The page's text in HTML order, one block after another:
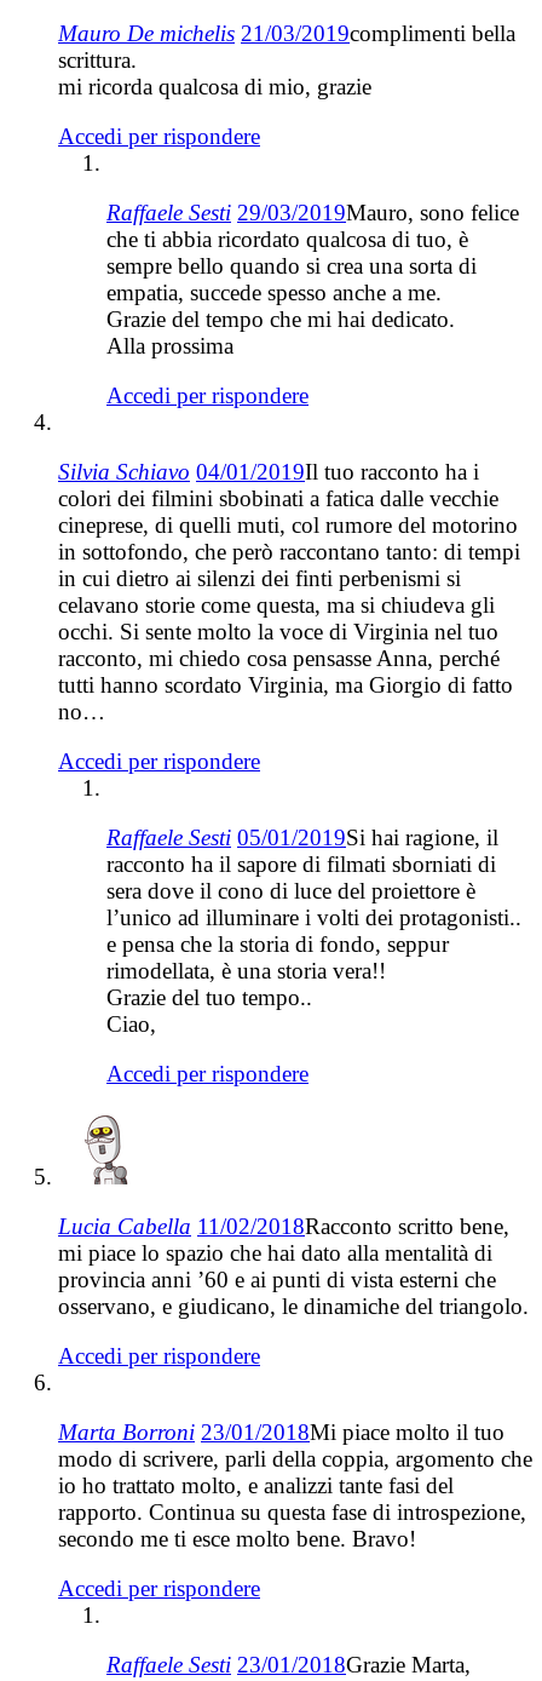
Mauro De michelis 21/03/2019complimenti bella
scrittura.
mi ricorda qualcosa di mio, grazie
Accedi per rispondere
Raffaele Sesti 29/03/2019Mauro, sono felice
che ti abbia ricordato qualcosa di tuo, è
sempre bello quando si crea una sorta di
empatia, succede spesso anche a me.
Grazie del tempo che mi hai dedicato.
Alla prossima
Accedi per rispondere
Silvia Schiavo 04/01/2019Il tuo racconto ha i
colori dei filmini sbobinati a fatica dalle vecchie
cineprese, di quelli muti, col rumore del motorino
in sottofondo, che però raccontano tanto: di tempi
in cui dietro ai silenzi dei finti perbenismi si
celavano storie come questa, ma si chiudeva gli
occhi. Si sente molto la voce di Virginia nel tuo
racconto, mi chiedo cosa pensasse Anna, perché
tutti hanno scordato Virginia, ma Giorgio di fatto
no…
Accedi per rispondere
Raffaele Sesti 05/01/2019Si hai ragione, il
racconto ha il sapore di filmati sborniati di
sera dove il cono di luce del proiettore è
l’unico ad illuminare i volti dei protagonisti..
e pensa che la storia di fondo, seppur
rimodellata, è una storia vera!!
Grazie del tuo tempo..
Ciao,
Accedi per rispondere
Lucia Cabella 11/02/2018Racconto scritto bene,
mi piace lo spazio che hai dato alla mentalità di
provincia anni ’60 e ai punti di vista esterni che
osservano, e giudicano, le dinamiche del triangolo.
Accedi per rispondere
Marta Borroni 23/01/2018Mi piace molto il tuo
modo di scrivere, parli della coppia, argomento che
io ho trattato molto, e analizzi tante fasi del
rapporto. Continua su questa fase di introspezione,
secondo me ti esce molto bene. Bravo!
Accedi per rispondere
Raffaele Sesti 23/01/2018Grazie Marta,